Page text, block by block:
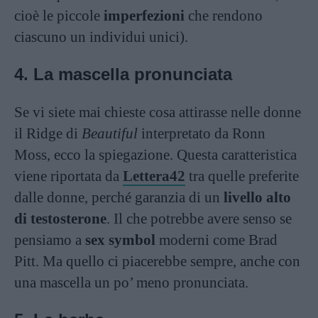
cioè le piccole imperfezioni che rendono
ciascuno un individui unici).
4. La mascella pronunciata
Se vi siete mai chieste cosa attirasse nelle donne
il Ridge di Beautiful interpretato da Ronn
Moss, ecco la spiegazione. Questa caratteristica
viene riportata da Lettera42 tra quelle preferite
dalle donne, perché garanzia di un livello alto
di testosterone. Il che potrebbe avere senso se
pensiamo a sex symbol moderni come Brad
Pitt. Ma quello ci piacerebbe sempre, anche con
una mascella un po’ meno pronunciata.